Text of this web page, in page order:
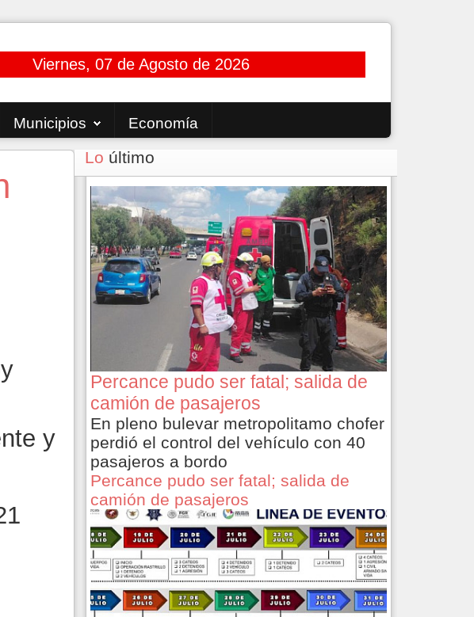
Viernes, 07 de Agosto de 2026
Municipios Economía
y
Lo último
Percance pudo ser fatal; salida de
camión de pasajeros
En pleno bulevar metropolitamo chofer
perdió el control del vehículo con 40
pasajeros a bordo
Percance pudo ser fatal; salida de
camión de pasajeros